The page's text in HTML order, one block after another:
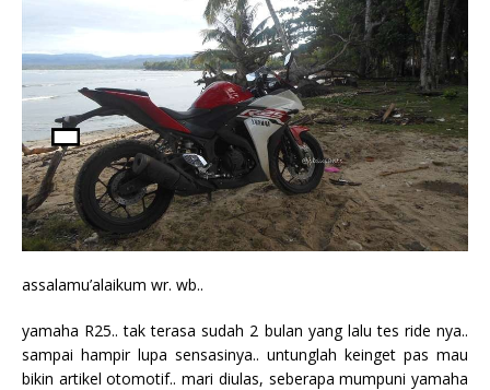
assalamu’alaikum wr. wb..
yamaha R25.. tak terasa sudah 2 bulan yang lalu tes ride nya..
sampai hampir lupa sensasinya.. untunglah keinget pas mau
bikin artikel otomotif.. mari diulas, seberapa mumpuni yamaha